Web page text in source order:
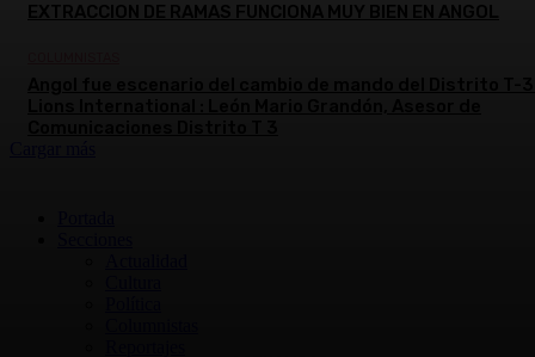
EXTRACCION DE RAMAS FUNCIONA MUY BIEN EN ANGOL